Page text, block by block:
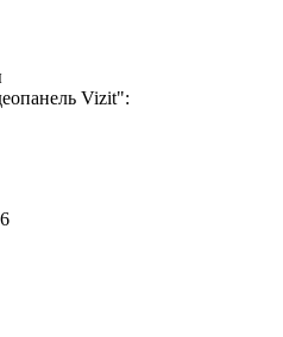
Vizit":